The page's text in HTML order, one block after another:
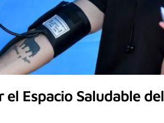
Espacio Saludable del